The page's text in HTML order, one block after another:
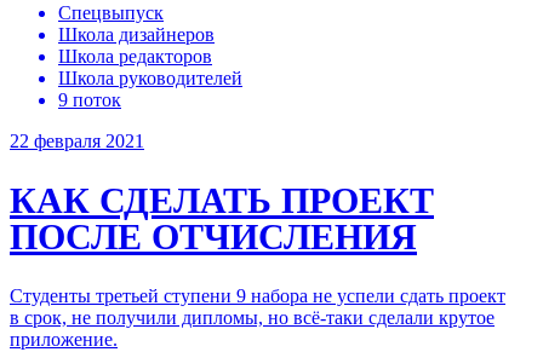
Спецвыпуск
Школа дизайнеров
Школа редакторов
Школа руководителей
9 поток
22 февраля 2021
КАК СДЕЛАТЬ ПРОЕКТ
ПОСЛЕ ОТЧИСЛЕНИЯ
Студенты третьей ступени 9 набора не успели сдать проект
в срок, не получили дипломы, но всё-таки сделали крутое
приложение.